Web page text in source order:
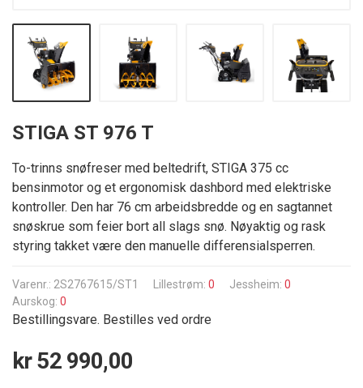
STIGA ST 976 T
To-trinns snøfreser med beltedrift, STIGA 375 cc
bensinmotor og et ergonomisk dashbord med elektriske
kontroller. Den har 76 cm arbeidsbredde og en sagtannet
snøskrue som feier bort all slags snø. Nøyaktig og rask
styring takket være den manuelle differensialsperren.
Varenr.: 2S2767615/ST1 Lillestrøm: 0 Jessheim: 0
Aurskog: 0
Bestillingsvare. Bestilles ved ordre
kr 52 990,00